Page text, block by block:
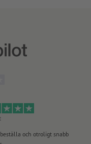
och otroligt snabb